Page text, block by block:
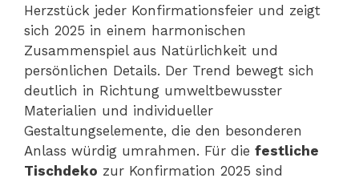
Herzstück jeder Konfirmationsfeier und zeigt
sich 2025 in einem harmonischen
Zusammenspiel aus Natürlichkeit und
persönlichen Details. Der Trend bewegt sich
deutlich in Richtung umweltbewusster
Materialien und individueller
Gestaltungselemente, die den besonderen
Anlass würdig umrahmen. Für die festliche
Tischdeko zur Konfirmation 2025 sind